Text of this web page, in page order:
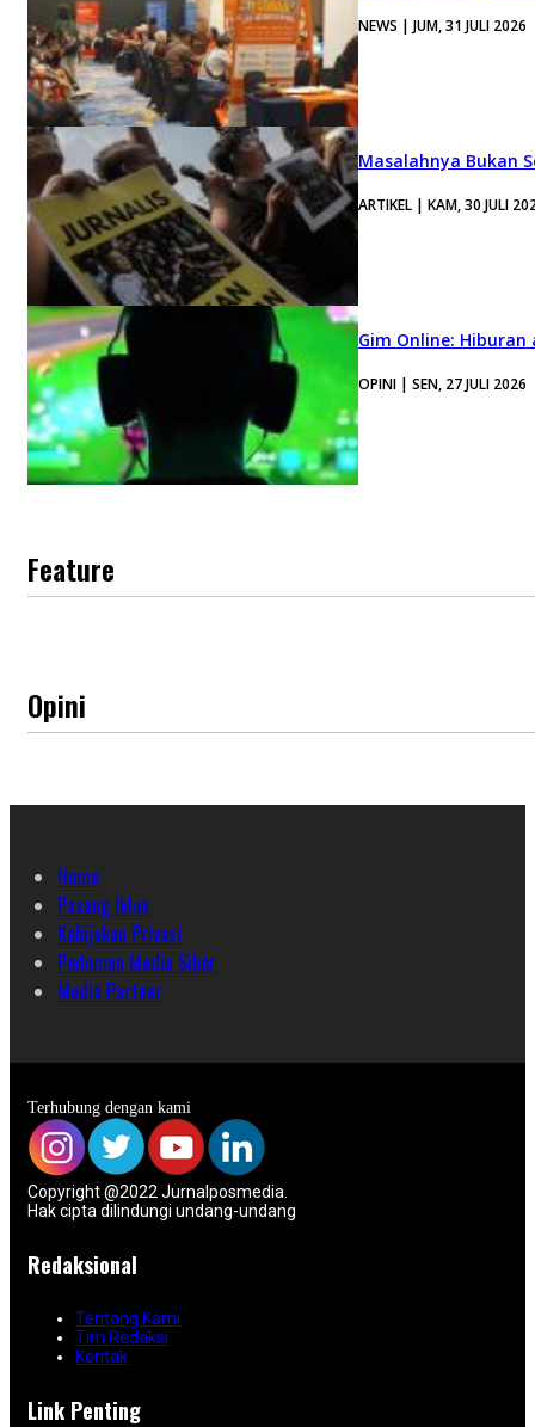
NEWS | JUM, 31 JULI 2026
Masalahnya Bukan
ARTIKEL | KAM, 30 JULI
Gim Online:
OPINI | SEN, 27 JULI 2026
Feature
Opini
Home
Pasang Iklan
Kebijakan Privasi
Pedoman Media Siber
Media Partner
Terhubung dengan kami
Copyright @2022 Jurnalposmedia.
Hak cipta dilindungi undang-undang
Redaksional
Tentang Kami
Tim Redaksi
Kontak
Link Penting